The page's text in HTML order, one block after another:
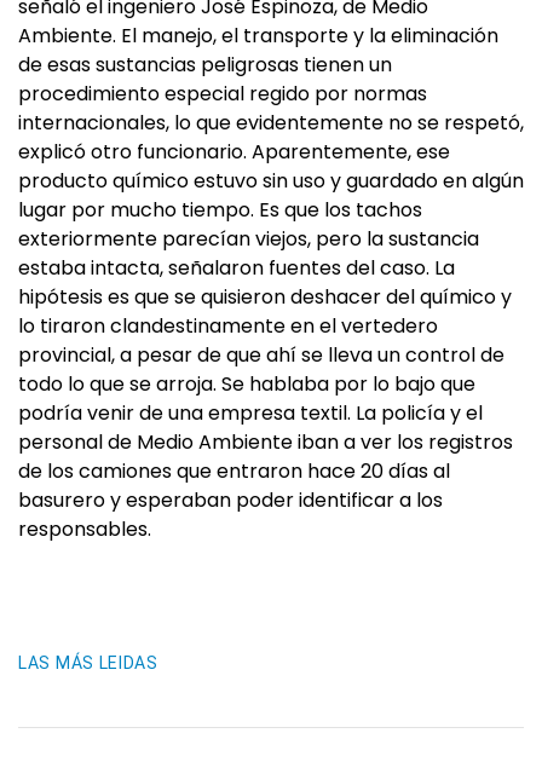
señaló el ingeniero José Espinoza, de Medio
Ambiente. El manejo, el transporte y la eliminación
de esas sustancias peligrosas tienen un
procedimiento especial regido por normas
internacionales, lo que evidentemente no se respetó,
explicó otro funcionario. Aparentemente, ese
producto químico estuvo sin uso y guardado en algún
lugar por mucho tiempo. Es que los tachos
exteriormente parecían viejos, pero la sustancia
estaba intacta, señalaron fuentes del caso. La
hipótesis es que se quisieron deshacer del químico y
lo tiraron clandestinamente en el vertedero
provincial, a pesar de que ahí se lleva un control de
todo lo que se arroja. Se hablaba por lo bajo que
podría venir de una empresa textil. La policía y el
personal de Medio Ambiente iban a ver los registros
de los camiones que entraron hace 20 días al
basurero y esperaban poder identificar a los
responsables.
LAS MÁS LEIDAS